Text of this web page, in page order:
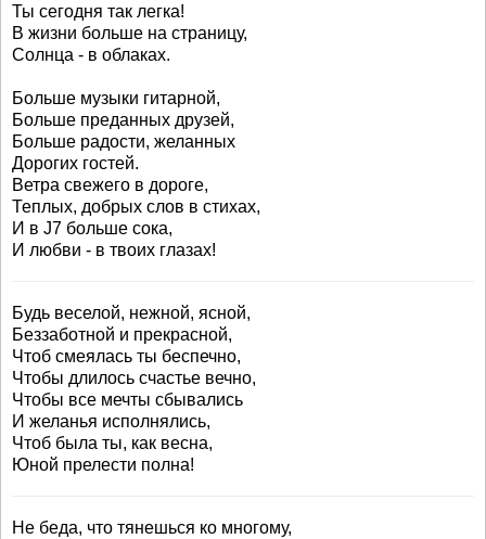
Ты сегодня так легка!
В жизни больше на страницу,
Солнца - в облаках.
Больше музыки гитарной,
Больше преданных друзей,
Больше радости, желанных
Дорогих гостей.
Ветра свежего в дороге,
Теплых, добрых слов в стихах,
И в J7 больше сока,
И любви - в твоих глазах!
Будь веселой, нежной, ясной,
Беззаботной и прекрасной,
Чтоб смеялась ты беспечно,
Чтобы длилось счастье вечно,
Чтобы все мечты сбывались
И желанья исполнялись,
Чтоб была ты, как весна,
Юной прелести полна!
Не беда, что тянешься ко многому,